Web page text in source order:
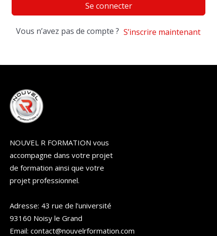
Se connecter
Vous n’avez pas de compte ? S’inscrire maintenant
NOUVEL R FORMATION vous
accompagne dans votre projet
de formation ainsi que votre
projet professionnel.
Adresse: 43 rue de l’université
93160 Noisy le Grand
Email: contact@nouvelrformation.com